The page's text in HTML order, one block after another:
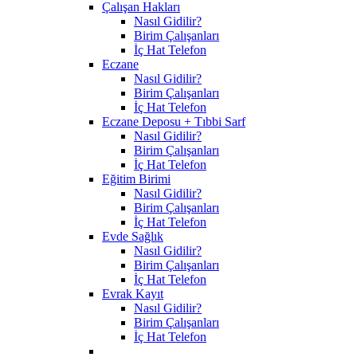
Çalışan Hakları
Nasıl Gidilir?
Birim Çalışanları
İç Hat Telefon
Eczane
Nasıl Gidilir?
Birim Çalışanları
İç Hat Telefon
Eczane Deposu + Tıbbi Sarf
Nasıl Gidilir?
Birim Çalışanları
İç Hat Telefon
Eğitim Birimi
Nasıl Gidilir?
Birim Çalışanları
İç Hat Telefon
Evde Sağlık
Nasıl Gidilir?
Birim Çalışanları
İç Hat Telefon
Evrak Kayıt
Nasıl Gidilir?
Birim Çalışanları
İç Hat Telefon